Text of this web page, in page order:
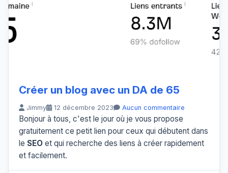
Créer un blog avec un DA de 65
Jimmy 12 décembre 2023 Aucun commentaire
Bonjour à tous, c'est le jour où je vous propose
gratuitement ce petit lien pour ceux qui débutent dans
le SEO et qui recherche des liens à créer rapidement
et facilement.